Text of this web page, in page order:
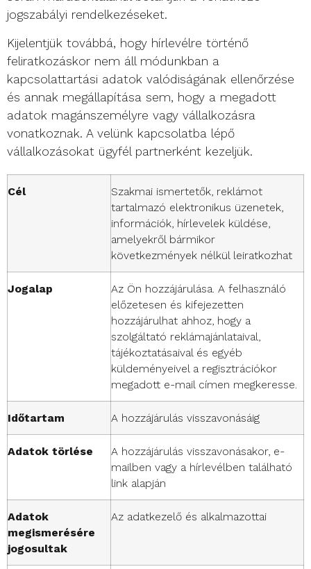
jogszabályi rendelkezéseket.
Kijelentjük továbbá, hogy hírlevélre történő
feliratkozáskor nem áll módunkban a
kapcsolattartási adatok valódiságának ellenőrzése
és annak megállapítása sem, hogy a megadott
adatok magánszemélyre vagy vállalkozásra
vonatkoznak. A velünk kapcsolatba lépő
vállalkozásokat ügyfél partnerként kezeljük.
Cél
Szakmai ismertetők, reklámot
tartalmazó elektronikus üzenetek,
információk, hírlevelek küldése,
amelyekről bármikor
következmények nélkül leiratkozhat
Jogalap
Az Ön hozzájárulása. A felhasználó
előzetesen és kifejezetten
hozzájárulhat ahhoz, hogy a
szolgáltató reklámajánlataival,
tájékoztatásaival és egyéb
küldeményeivel a regisztrációkor
megadott e-mail címen megkeresse.
Időtartam A hozzájárulás visszavonásáig
Adatok törlése
A hozzájárulás visszavonásakor, e-
mailben vagy a hírlevélben található
link alapján
Adatok
megismerésére
jogosultak
Az adatkezelő és alkalmazottai